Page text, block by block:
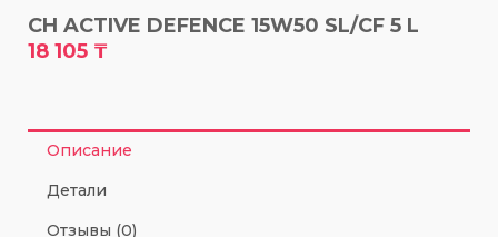
CH ACTIVE DEFENCE 15W50 SL/CF 5 L
18 105 ₸
Описание
Детали
Отзывы (0)